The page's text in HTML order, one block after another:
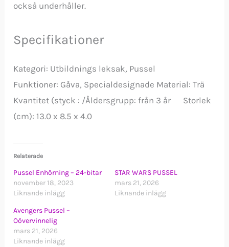
också underhåller.
Specifikationer
Kategori: Utbildnings leksak, Pussel
Funktioner: Gåva, Specialdesignade Material: Trä
Kvantitet (styck : /Åldersgrupp: från 3 år Storlek
(cm): 13.0 x 8.5 x 4.0
Relaterade
Pussel Enhörning – 24-bitar
november 18, 2023
Liknande inlägg
STAR WARS PUSSEL
mars 21, 2026
Liknande inlägg
Avengers Pussel –
Oövervinnelig
mars 21, 2026
Liknande inlägg